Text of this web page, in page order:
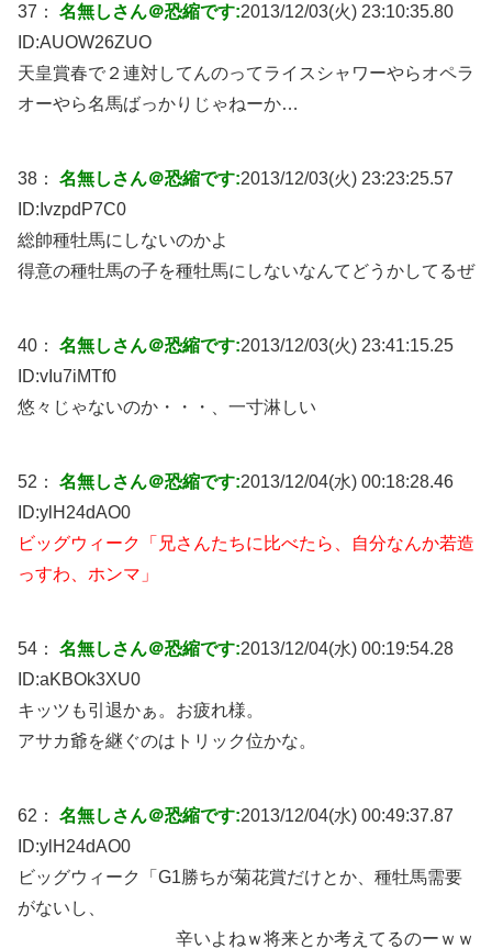
37： 名無しさん＠恐縮です:2013/12/03(火) 23:10:35.80
ID:AUOW26ZUO
天皇賞春で２連対してんのってライスシャワーやらオペラ
オーやら名馬ばっかりじゃねーか…
38： 名無しさん＠恐縮です:2013/12/03(火) 23:23:25.57
ID: IvzpdP7C0
総帥種牡馬にしないのかよ
得意の種牡馬の子を種牡馬にしないなんてどうかしてるぜ
40： 名無しさん＠恐縮です:2013/12/03(火) 23:41:15.25
ID:vIu7iMTf0
悠々じゃないのか・・・、一寸淋しい
52： 名無しさん＠恐縮です:2013/12/04(水) 00:18:28.46
ID:ylH24dAO0
ビッグウィーク「兄さんたちに比べたら、自分なんか若造
っすわ、ホンマ」
54： 名無しさん＠恐縮です:2013/12/04(水) 00:19:54.28
ID:aKBOk3XU0
キッツも引退かぁ。お疲れ様。
アサカ爺を継ぐのはトリック位かな。
62： 名無しさん＠恐縮です:2013/12/04(水) 00:49:37.87
ID:ylH24dAO0
ビッグウィーク「G1勝ちが菊花賞だけとか、種牡馬需要
がないし、
辛いよねｗ将来とか考えてるのーｗｗ